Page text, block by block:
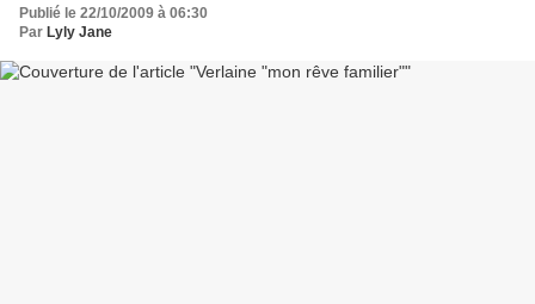
Publié le 22/10/2009 à 06:30
Par Lyly Jane